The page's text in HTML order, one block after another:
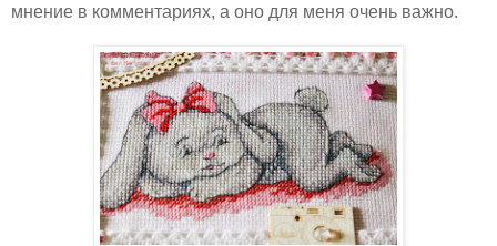
мнение в комментариях, а оно для меня очень важно.